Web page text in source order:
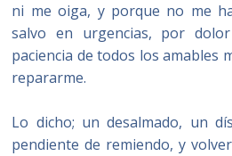
ni me oiga, y porque no me
salvo en urgencias, por
paciencia de todos los amables
repararme.
Lo dicho; un desalmado, un
pendiente de remiendo, y